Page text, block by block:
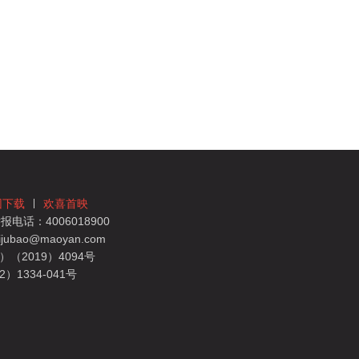
下载
欢喜首映
电话：4006018900
（2019）4094号
）1334-041号